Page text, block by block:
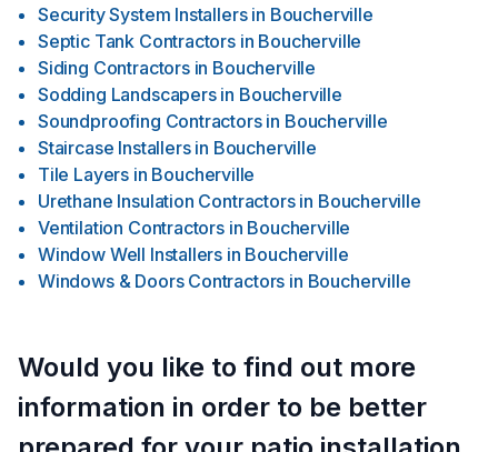
Security System Installers in Boucherville
Septic Tank Contractors in Boucherville
Siding Contractors in Boucherville
Sodding Landscapers in Boucherville
Soundproofing Contractors in Boucherville
Staircase Installers in Boucherville
Tile Layers in Boucherville
Urethane Insulation Contractors in Boucherville
Ventilation Contractors in Boucherville
Window Well Installers in Boucherville
Windows & Doors Contractors in Boucherville
Would you like to find out more
information in order to be better